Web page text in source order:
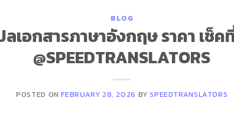
BLOG
เอกสารภาษาอังกฤษ ราคา เช็ค
@SPEEDTRANSLATORS
POSTED ONFEBRUARY 28, 2026 BYSPEEDTRANSLATORS